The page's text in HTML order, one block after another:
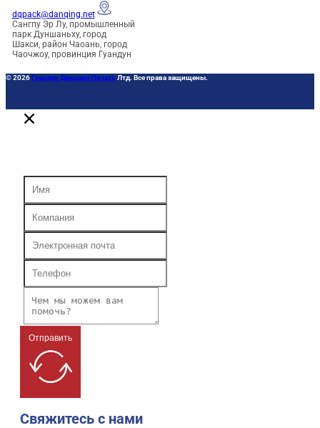
dqpack@danqing.net
Сангпу Эр Лу, промышленный
парк Дуншаньху, город
Шакси, район Чаоань, город
Чаочжоу, провинция Гуандун
© 2026Гуандун Даньцин ПечатьЛтд. Все права защищены.
Отправить
Свяжитесь с нами